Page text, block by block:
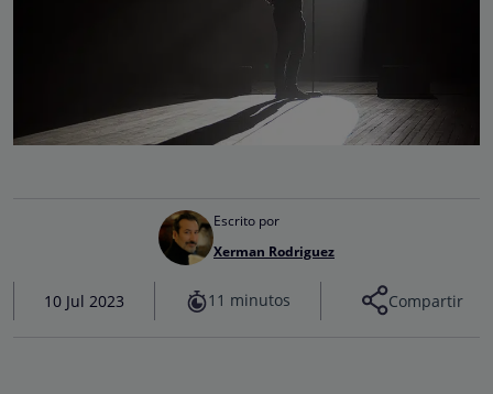
Escrito por
Xerman Rodriguez
10 Jul 2023 11 minutos Compartir